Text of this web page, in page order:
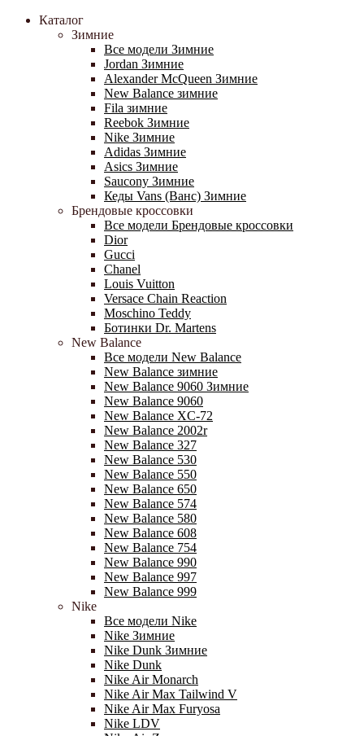
Каталог
Зимние
Все модели Зимние
Jordan Зимние
Alexander McQueen Зимние
New Balance зимние
Fila зимние
Reebok Зимние
Nike Зимние
Adidas Зимние
Asics Зимние
Saucony Зимние
Кеды Vans (Ванс) Зимние
Брендовые кроссовки
Все модели Брендовые кроссовки
Dior
Gucci
Chanel
Louis Vuitton
Versace Chain Reaction
Moschino Teddy
Ботинки Dr. Martens
New Balance
Все модели New Balance
New Balance зимние
New Balance 9060 Зимние
New Balance 9060
New Balance XC-72
New Balance 2002r
New Balance 327
New Balance 530
New Balance 550
New Balance 650
New Balance 574
New Balance 580
New Balance 608
New Balance 754
New Balance 990
New Balance 997
New Balance 999
Nike
Все модели Nike
Nike Зимние
Nike Dunk Зимние
Nike Dunk
Nike Air Monarch
Nike Air Max Tailwind V
Nike Air Max Furyosa
Nike LDV